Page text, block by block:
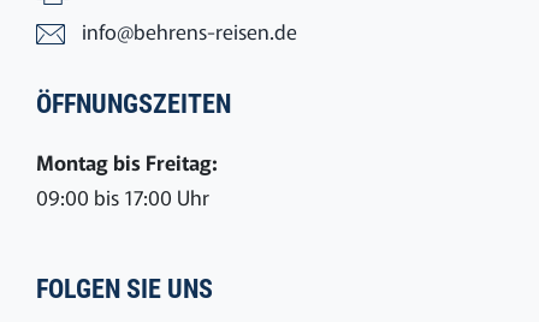
info@behrens-reisen.de
ÖFFNUNGSZEITEN
Montag bis Freitag:
09:00 bis 17:00 Uhr
FOLGEN SIE UNS